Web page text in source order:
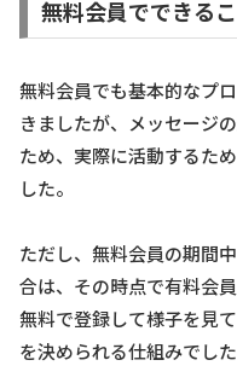
無料会員でできる
無料会員でも基本的なプ
きましたが、メッセージ
ため、実際に活動するた
した。
ただし、無料会員の期間
合は、その時点で有料会
無料で登録して様子を見
を決められる仕組みでした